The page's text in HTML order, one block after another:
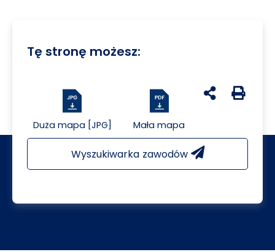
Tę stronę możesz:
Duża mapa [JPG] Mała mapa
udostępnij na
Generuj
Wyszukiwarka zawodów